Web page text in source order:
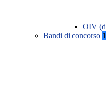
OIV
Bandi di concorso